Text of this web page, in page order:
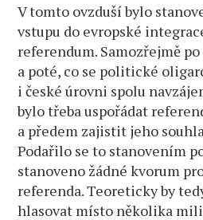
V tomto ovzduší bylo
vstupu do evropské
referendum. Samozřejmě
a poté, co se politické
i české úrovni spolu
bylo třeba uspořádat
a předem zajistit jeho
Podařilo se to stanovením
stanoveno žádné kvorum
referenda. Teoreticky by
hlasovat místo několika